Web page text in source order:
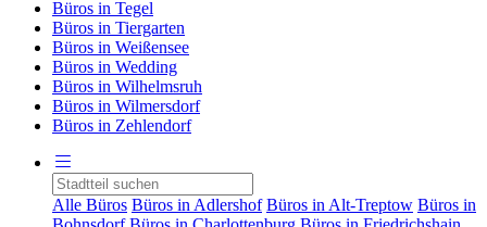
Büros in Tegel
Büros in Tiergarten
Büros in Weißensee
Büros in Wedding
Büros in Wilhelmsruh
Büros in Wilmersdorf
Büros in Zehlendorf
Alle Büros Büros in Adlershof Büros in Alt-Treptow Büros in